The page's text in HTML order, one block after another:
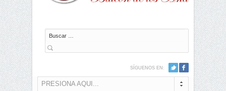
Buscar
SÍGUENOS EN:
PRESIONA AQUI...